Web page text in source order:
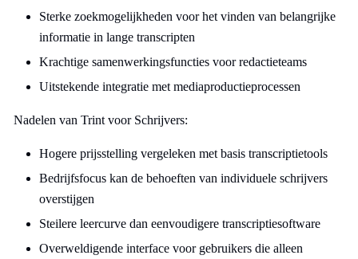
Sterke zoekmogelijkheden voor het vinden van belangrijke
informatie in lange transcripten
Krachtige samenwerkingsfuncties voor redactieteams
Uitstekende integratie met mediaproductieprocessen
Nadelen van Trint voor Schrijvers:
Hogere prijsstelling vergeleken met basis transcriptietools
Bedrijfsfocus kan de behoeften van individuele schrijvers
overstijgen
Steilere leercurve dan eenvoudigere transcriptiesoftware
Overweldigende interface voor gebruikers die alleen